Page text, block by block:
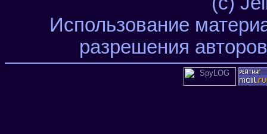
Использование
разрешения